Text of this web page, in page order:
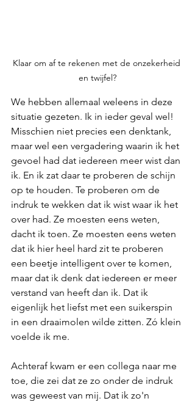
Klaar om af te rekenen met de onzekerheid
en twijfel?
We hebben allemaal weleens in deze
situatie gezeten. Ik in ieder geval wel!
Misschien niet precies een denktank,
maar wel een vergadering waarin ik het
gevoel had dat iedereen meer wist dan
ik. En ik zat daar te proberen de schijn
op te houden. Te proberen om de
indruk te wekken dat ik wist waar ik het
over had. Ze moesten eens weten,
dacht ik toen. Ze moesten eens weten
dat ik hier heel hard zit te proberen
een beetje intelligent over te komen,
maar dat ik denk dat iedereen er meer
verstand van heeft dan ik. Dat ik
eigenlijk het liefst met een suikerspin
in een draaimolen wilde zitten. Zó klein
voelde ik me.
Achteraf kwam er een collega naar me
toe, die zei dat ze zo onder de indruk
was geweest van mij. Dat ik zo'n